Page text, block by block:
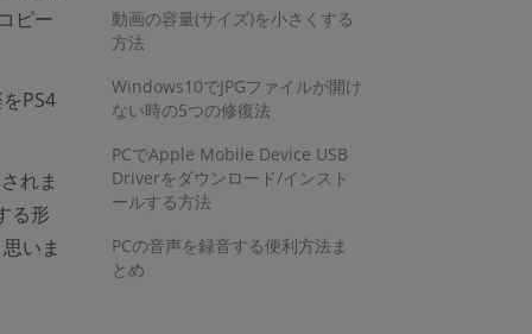
ピー
PS4
れま
る形
いま
動画の容量(サイズ)を小さくする
方法
Windows10でJPGファイルが開け
ない時の5つの修復法
PCでApple Mobile Device USB
Driverをダウンロード/インスト
ールする方法
PCの音声を録音する便利方法ま
とめ